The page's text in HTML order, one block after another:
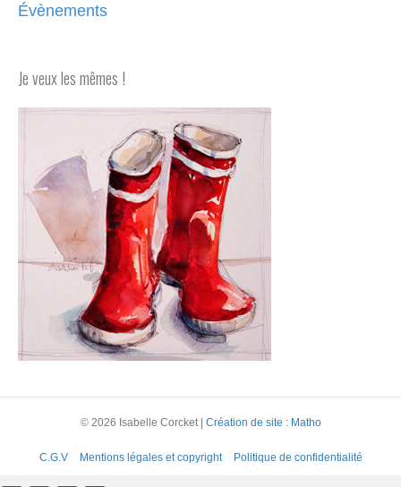
Évènements
Je veux les mêmes !
© 2026 Isabelle Corcket | Création de site : Matho
C.G.V Mentions légales et copyright Politique de confidentialité